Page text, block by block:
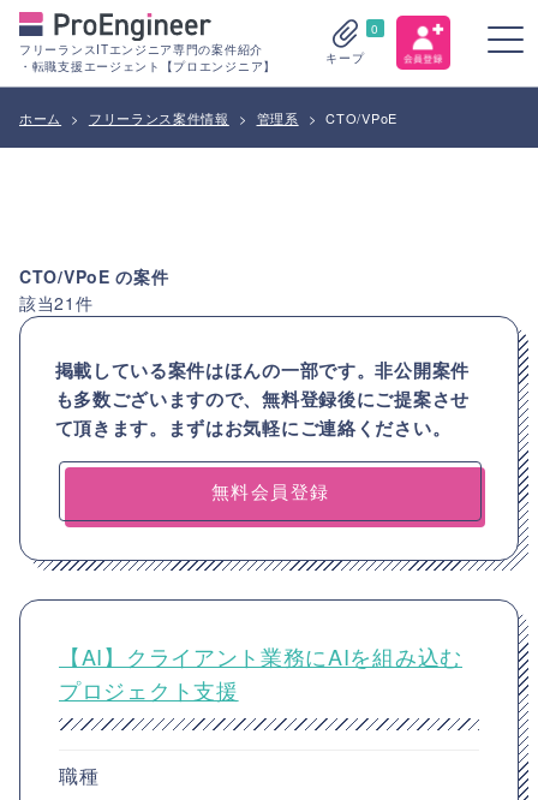
フリーランスITエンジニア専門の案件紹介
・転職支援エージェント【プロエンジニア】
0
キープ
ホーム > フリーランス案件情報 > 管理系 > CTO/VPoE
CTO/VPoEの案件
該当21 件
掲載している案件はほんの一部です。非公開案件
も多数ございますので、無料登録後にご提案させ
て頂きます。まずはお気軽にご連絡ください。
無料会員登録
【AI】クライアント業務にAIを組み込む
プロジェクト支援
職種